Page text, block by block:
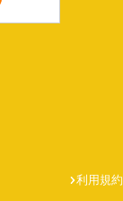
利用規約